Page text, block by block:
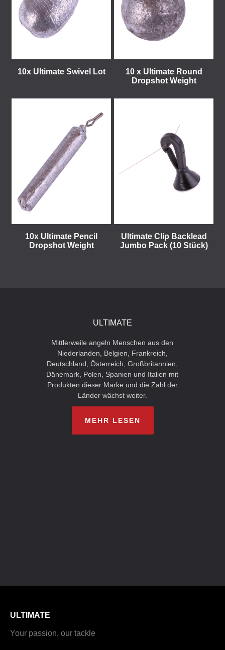
10x Ultimate Swivel Lot
10 x Ultimate Round
Dropshot Weight
10x Ultimate Pencil
Dropshot Weight
Ultimate Clip Backlead
Jumbo Pack (10 Stück)
ULTIMATE
Mittlerweile angeln Menschen aus den
Niederlanden, Belgien, Frankreich,
Deutschland, Österreich, Großbritannien,
Dänemark, Polen, Spanien und Italien mit
Produkten dieser Marke und die Zahl der
Länder wächst weiter.
MEHR LESEN
ULTIMATE
Your passion, our tackle